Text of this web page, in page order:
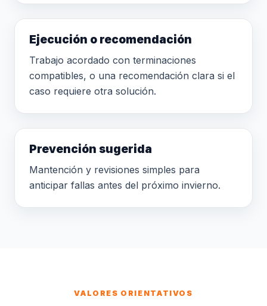
Ejecución o recomendación
Trabajo acordado con terminaciones
compatibles, o una recomendación clara si el
caso requiere otra solución.
Prevención sugerida
Mantención y revisiones simples para
anticipar fallas antes del próximo invierno.
VALORES ORIENTATIVOS